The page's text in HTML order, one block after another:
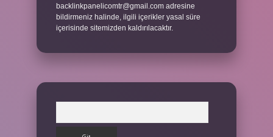
backlinkpanelicomtr@gmail.com adresine
bildirmeniz halinde, ilgili içerikler yasal süre
içerisinde sitemizden kaldırılacaktır.